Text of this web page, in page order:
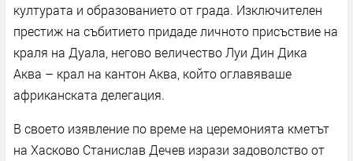
културата и образованието от града. Изключителен
престиж на събитието придаде личното присъствие на
краля на Дуала, негово величество Луи Дин Дика
Аква – крал на кантон Аква, който оглавяваше
африканската делегация.
В своето изявление по време на церемонията кметът
на Хасково Станислав Дечев изрази задоволство от